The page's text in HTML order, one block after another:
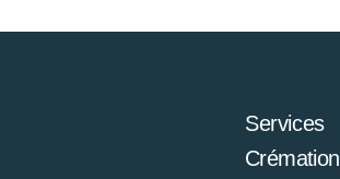
Services
Crémation